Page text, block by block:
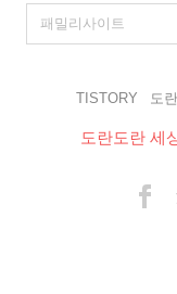
TISTORY 도
도란도란 세